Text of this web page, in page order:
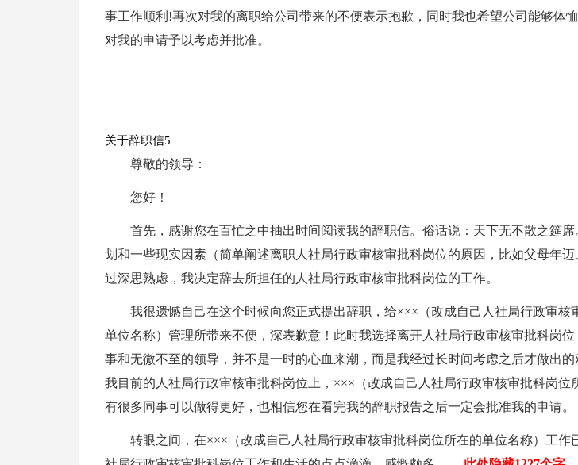
事工作顺利!再次对我的离职给公司带来的不便表示抱歉，同时我也希望公司能够体
对我的申请予以考虑并批准。
关于辞职信5
尊敬的领导：
您好！
首先，感谢您在百忙之中抽出时间阅读我的辞职信。俗话说：天下无不散之筵
划和一些现实因素（简单阐述离职人社局行政审核审批科岗位的原因，比如父母年
过深思熟虑，我决定辞去所担任的人社局行政审核审批科岗位的工作。
我很遗憾自己在这个时候向您正式提出辞职，给×××（改成自己人社局行政审核
单位名称）管理所带来不便，深表歉意！此时我选择离开人社局行政审核审批科岗位
事和无微不至的领导，并不是一时的心血来潮，而是我经过长时间考虑之后才做出
我目前的人社局行政审核审批科岗位上，×××（改成自己人社局行政审核审批科岗位
有很多同事可以做得更好，也相信您在看完我的辞职报告之后一定会批准我的申请。
转眼之间，在×××（改成自己人社局行政审核审批科岗位所在的单位名称）工作